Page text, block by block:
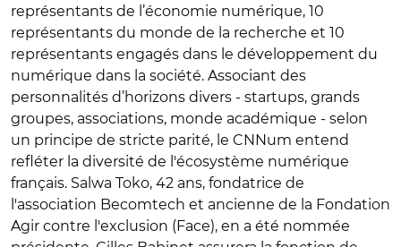
représentants de l’économie numérique, 10
représentants du monde de la recherche et 10
représentants engagés dans le développement du
numérique dans la société. Associant des
personnalités d’horizons divers - startups, grands
groupes, associations, monde académique - selon
un principe de stricte parité, le CNNum entend
refléter la diversité de l'écosystème numérique
français. Salwa Toko, 42 ans, fondatrice de
l'association Becomtech et ancienne de la Fondation
Agir contre l'exclusion (Face), en a été nommée